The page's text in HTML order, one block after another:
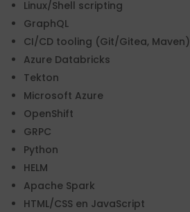
Linux/Shell scripting
GraphQL
CI/CD tooling (Git/Gitea, Maven)
Azure Databricks
Tekton
Microsoft Azure
OpenShift
GRPC
Python
HELM
Apache Spark
HTML/CSS en JavaScript